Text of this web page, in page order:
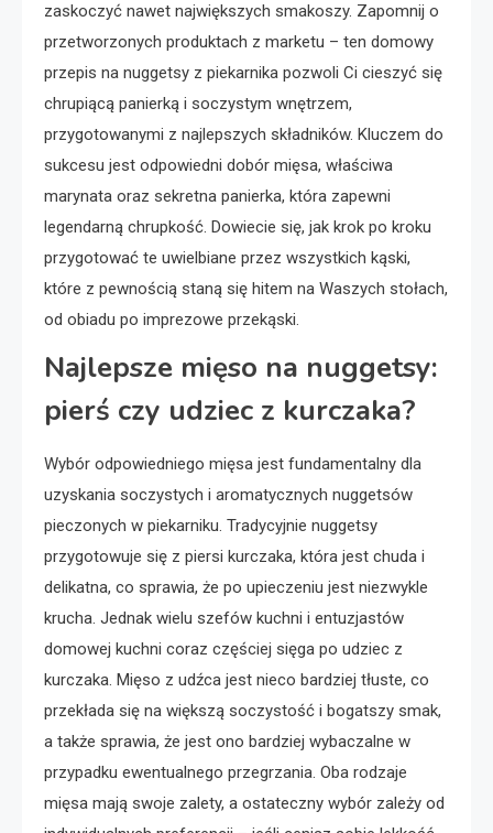
zaskoczyć nawet największych smakoszy. Zapomnij o
przetworzonych produktach z marketu – ten domowy
przepis na nuggetsy z piekarnika pozwoli Ci cieszyć się
chrupiącą panierką i soczystym wnętrzem,
przygotowanymi z najlepszych składników. Kluczem do
sukcesu jest odpowiedni dobór mięsa, właściwa
marynata oraz sekretna panierka, która zapewni
legendarną chrupkość. Dowiecie się, jak krok po kroku
przygotować te uwielbiane przez wszystkich kąski,
które z pewnością staną się hitem na Waszych stołach,
od obiadu po imprezowe przekąski.
Najlepsze mięso na nuggetsy:
pierś czy udziec z kurczaka?
Wybór odpowiedniego mięsa jest fundamentalny dla
uzyskania soczystych i aromatycznych nuggetsów
pieczonych w piekarniku. Tradycyjnie nuggetsy
przygotowuje się z piersi kurczaka, która jest chuda i
delikatna, co sprawia, że po upieczeniu jest niezwykle
krucha. Jednak wielu szefów kuchni i entuzjastów
domowej kuchni coraz częściej sięga po udziec z
kurczaka. Mięso z udźca jest nieco bardziej tłuste, co
przekłada się na większą soczystość i bogatszy smak,
a także sprawia, że jest ono bardziej wybaczalne w
przypadku ewentualnego przegrzania. Oba rodzaje
mięsa mają swoje zalety, a ostateczny wybór zależy od